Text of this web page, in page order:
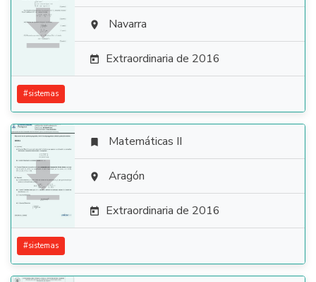
  Navarra
 Extraordinaria de 2016
#sistemas

 Matemáticas II
 Aragón
 Extraordinaria de 2016
#sistemas